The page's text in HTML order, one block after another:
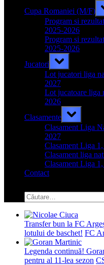
Cupa Romaniei (M/F)
Program si
2025-2026
Program si
2025-2026
Jucatori
Toggle
sub-
menu
Lot jucatori liga
2027
Lot jucatoare liga
2026
Clasamente
Toggle
sub-
menu
Clasament Liga
2027
Clasament Liga
Clasament liga
Clasament Liga
Contact
search
form
Caută
după:
Transfer bun la FC
lotului de baschet! FC
Legenda continuă!
pentru al 11-lea sezon